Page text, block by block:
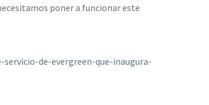
poner a funcionar este
de-evergreen-que-inaugura-